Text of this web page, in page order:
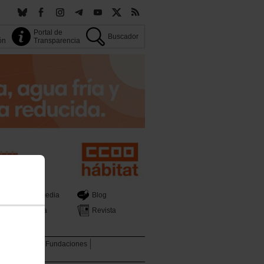
Portal de
Transparencia
Buscador
Multimedia
Blog
Prensa
Revista
Fundaciones